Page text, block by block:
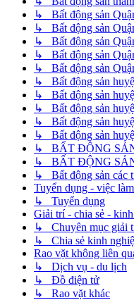
↳ Bất động sản
↳ Bất động sản
↳ Bất động sản
↳ Bất động sản
↳ Bất động sản
↳ Bất động sản
↳ Bất động sản
↳ Bất động sản
↳ Bất động sản
↳ Bất động sản
↳ BẤT ĐỘNG
↳ BẤT ĐỘNG
↳ Bất động sản các
Tuyển dụng - việc làm
↳ Tuyển dụng
Giải trí - chia sẻ -
↳ Chuyên mục giải
↳ Chia sẻ kinh
Rao vặt không liên
↳ Dịch vụ - du lịch
↳ Đồ điện tử
↳ Rao vặt khác